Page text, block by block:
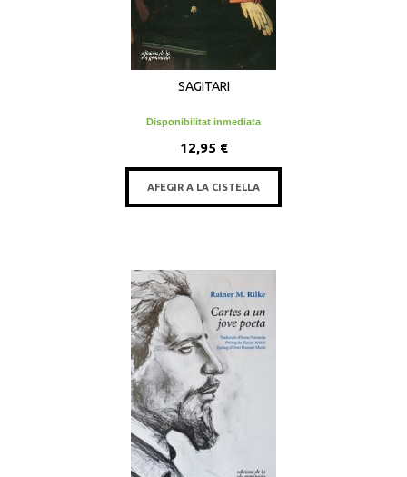
SAGITARI
Disponibilitat inmediata
12,95 €
AFEGIR A LA CISTELLA